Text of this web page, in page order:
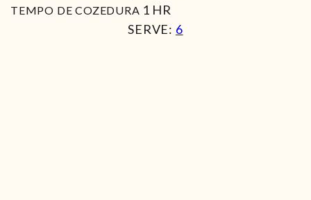
TEMPO DE COZEDURA 1 HORA
HR
SERVE: 6